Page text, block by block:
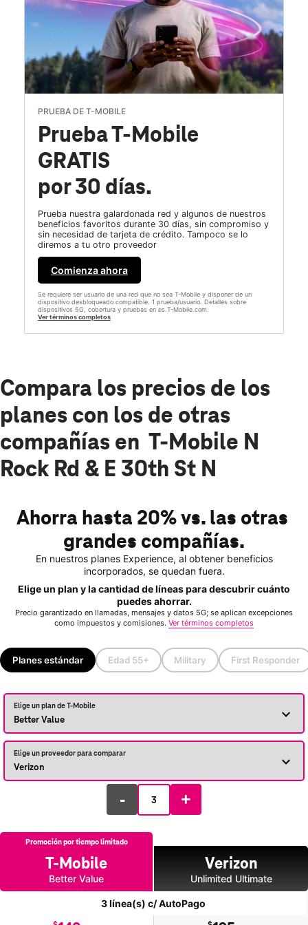
PRUEBA DE T-MOBILE
Prueba T-Mobile
GRATIS
por 30 días.
Prueba nuestra galardonada red y algunos de nuestros
beneficios favoritos durante 30 días, sin compromiso y
sin necesidad de tarjeta de crédito. Tampoco se lo
diremos a tu otro proveedor
Comienza ahora
Se requiere ser usuario de una red que no sea T-Mobile y disponer de un
dispositivo desbloqueado compatible. 1 prueba/usuario. Detalles sobre
dispositivos 5G, cobertura y pruebas en es.T-Mobile.com.
Ver términos completos
Compara los precios de los
planes con los de otras
compañías en T-Mobile N
Rock Rd & E 30th St N